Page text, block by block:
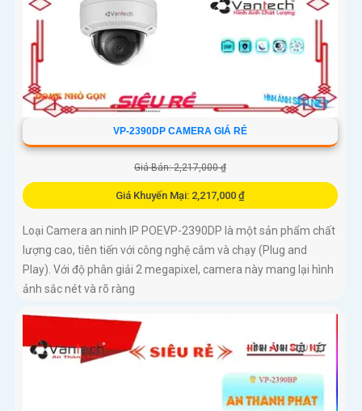
VP-2390DP CAMERA GIÁ RẺ
Giá Bán: 2,217,000 ₫
Giá Khuyến Mại: 2,217,000 ₫
Loại Camera an ninh IP POEVP-2390DP là một sản phẩm chất
lượng cao, tiên tiến với công nghệ cắm và chạy (Plug and
Play). Với độ phân giải 2 megapixel, camera này mang lại hình
ảnh sắc nét và rõ ràng